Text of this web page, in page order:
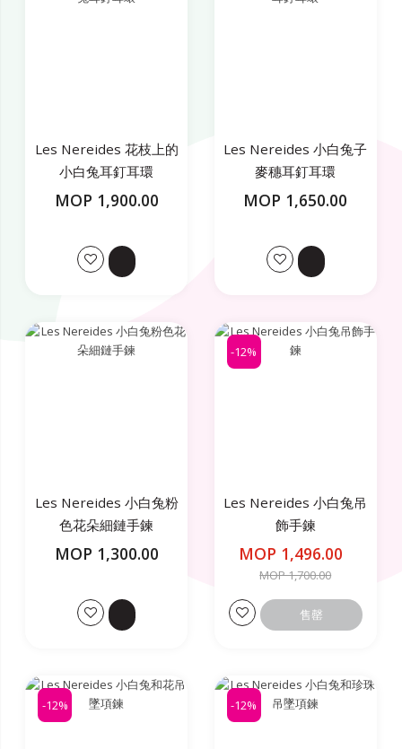
Les Nereides 花枝上的
小白兔耳釘耳環
MOP 1,900.00
Les Nereides 小白兔子
麥穗耳釘耳環
MOP 1,650.00
Les Nereides 小白兔粉
色花朵細鏈手鍊
MOP 1,300.00
-12%
Les Nereides 小白兔吊
飾手鍊
MOP 1,496.00
MOP 1,700.00
售罄
-12% -12%